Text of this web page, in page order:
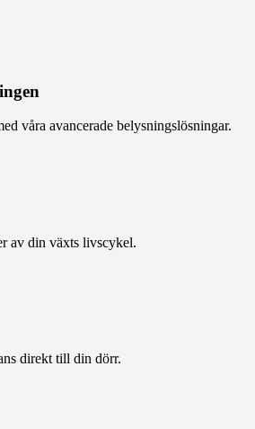
våra avancerade belysningslösningar.
av din växts livscykel.
direkt till din dörr.